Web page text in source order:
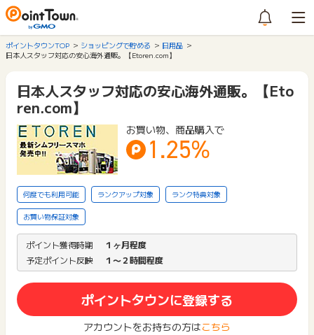
ポイントタウンTOP ショッピングで貯める
日用品
日本人スタッフ対応の安心海外通販。【Etoren.com】
日本人スタッフ対応の安心海外通販。【Eto
ren.com】
お買い物、商品購入で
1.25%
何度でも利用可能 ランクアップ対象 ランク特典対象
お買い物保証対象
ポイント獲得時期
１ヶ月程度
予定ポイント反映
１〜２時間程度
ポイントタウンに登録する
アカウントをお持ちの方はこちら